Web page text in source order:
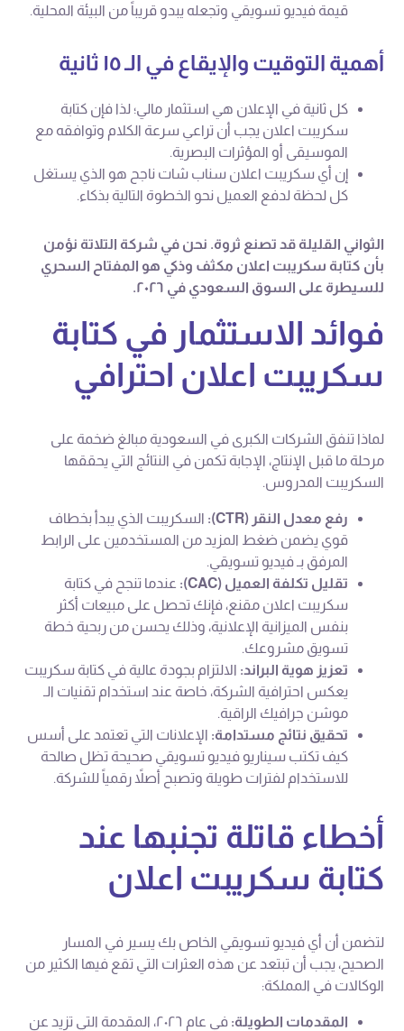
قيمة فيديو تسويقي وتجعله يبدو قريباً من البيئة المحلية.
أهمية التوقيت والإيقاع في الـ ١٥ ثانية
كل ثانية في الإعلان هي استثمار مالي؛ لذا فإن كتابة
سكريبت اعلان يجب أن تراعي سرعة الكلام وتوافقه مع
الموسيقى أو المؤثرات البصرية.
إن أي سكريبت اعلان سناب شات ناجح هو الذي يستغل
كل لحظة لدفع العميل نحو الخطوة التالية بذكاء.
الثواني القليلة قد تصنع ثروة. نحن في شركة التلاتة نؤمن
بأن كتابة سكريبت اعلان مكثف وذكي هو المفتاح السحري
للسيطرة على السوق السعودي في ٢٠٢٦.
فوائد الاستثمار في كتابة
سكريبت اعلان احترافي
لماذا تنفق الشركات الكبرى في السعودية مبالغ ضخمة على
مرحلة ما قبل الإنتاج، الإجابة تكمن في النتائج التي يحققها
السكريبت المدروس.
رفع معدل النقر (CTR):
السكريبت الذي يبدأ بخطاف
قوي يضمن ضغط المزيد من المستخدمين على الرابط
المرفق بـ فيديو تسويقي.
تقليل تكلفة العميل (CAC):
عندما تنجح في كتابة
سكريبت اعلان مقنع، فإنك تحصل على مبيعات أكثر
بنفس الميزانية الإعلانية، وذلك يحسن من ربحية خطة
تسويق مشروعك.
تعزيز هوية البراند: الالتزام بجودة عالية في كتابة سكريبت
يعكس احترافية الشركة، خاصة عند استخدام تقنيات الـ
موشن جرافيك الراقية.
تحقيق نتائج مستدامة: الإعلانات التي تعتمد على أسس
كيف تكتب سيناريو فيديو تسويقي صحيحة تظل صالحة
للاستخدام لفترات طويلة وتصبح أصلاً رقمياً للشركة.
أخطاء قاتلة تجنبها عند
كتابة سكريبت اعلان
لتضمن أن أي فيديو تسويقي الخاص بك يسير في المسار
الصحيح، يجب أن تبتعد عن هذه العثرات التي تقع فيها الكثير من
الوكالات في المملكة:
المقدمات الطويلة: في عام ٢٠٢٦، المقدمة التي تزيد عن